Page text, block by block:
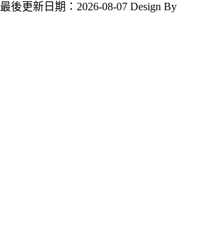
最後更新日期：2026-08-07 Design By